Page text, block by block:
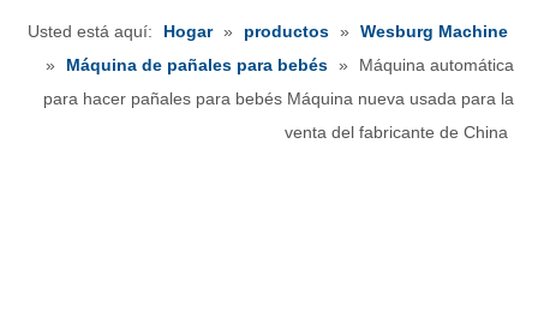
Usted está aquí: Hogar » productos »
Wesburg Machine
»
Máquina de pañales para bebés »
Máquina automática
para hacer pañales para bebés Máquina nueva usada para la
venta del fabricante de China